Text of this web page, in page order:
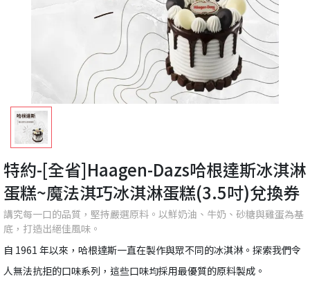
特約-[全省]Haagen-Dazs哈根達斯冰淇淋
蛋糕~魔法淇巧冰淇淋蛋糕(3.5吋)兌換券
講究每一口的品質，堅持嚴選原料。以鮮奶油、牛奶、砂糖與雞蛋為基
底，打造出絕佳風味。
自 1961 年以來，哈根達斯一直在製作與眾不同的冰淇淋。探索我們令
人無法抗拒的口味系列，這些口味均採用最優質的原料製成。